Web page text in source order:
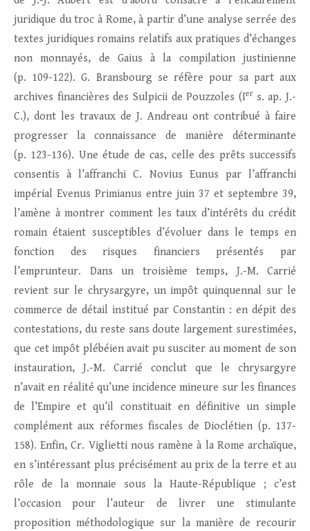
juridique du troc à Rome, à partir d’une analyse serrée des
textes juridiques romains relatifs aux pratiques d’échanges
non monnayés, de Gaius à la compilation justinienne
(p. 109-122). G. Bransbourg se réfère pour sa part aux
archives financières des Sulpicii de Pouzzoles (Ier s. ap. J.-
C.), dont les travaux de J. Andreau ont contribué à faire
progresser la connaissance de manière déterminante
(p. 123-136). Une étude de cas, celle des prêts successifs
consentis à l’affranchi C. Novius Eunus par l’affranchi
impérial Evenus Primianus entre juin 37 et septembre 39,
l’amène à montrer comment les taux d’intérêts du crédit
romain étaient susceptibles d’évoluer dans le temps en
fonction des risques financiers présentés par
l’emprunteur. Dans un troisième temps, J.-M. Carrié
revient sur le chrysargyre, un impôt quinquennal sur le
commerce de détail institué par Constantin : en dépit des
contestations, du reste sans doute largement surestimées,
que cet impôt plébéien avait pu susciter au moment de son
instauration, J.-M. Carrié conclut que le chrysargyre
n’avait en réalité qu’une incidence mineure sur les finances
de l’Empire et qu’il constituait en définitive un simple
complément aux réformes fiscales de Dioclétien (p. 137-
158). Enfin, Cr. Viglietti nous ramène à la Rome archaïque,
en s’intéressant plus précisément au prix de la terre et au
rôle de la monnaie sous la Haute-République ; c’est
l’occasion pour l’auteur de livrer une stimulante
proposition méthodologique sur la manière de recourir